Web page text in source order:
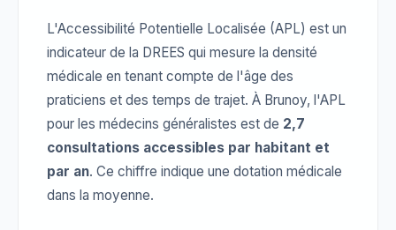
L'Accessibilité Potentielle Localisée (APL) est un
indicateur de la DREES qui mesure la densité
médicale en tenant compte de l'âge des
praticiens et des temps de trajet. À Brunoy, l'APL
pour les médecins généralistes est de 2,7
consultations accessibles par habitant et
par an. Ce chiffre indique une dotation médicale
dans la moyenne.